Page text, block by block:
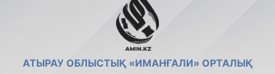
АТЫРАУ ОБЛЫСТЫҚ «ИМАНҒАЛИ» ОРТАЛЫҚ